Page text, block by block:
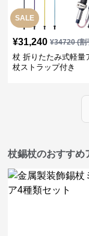
SALE
¥31,240 ¥34720(割
杖 折りたたみ式軽量
杖ストラップ付き
杖錫杖のおすすめ